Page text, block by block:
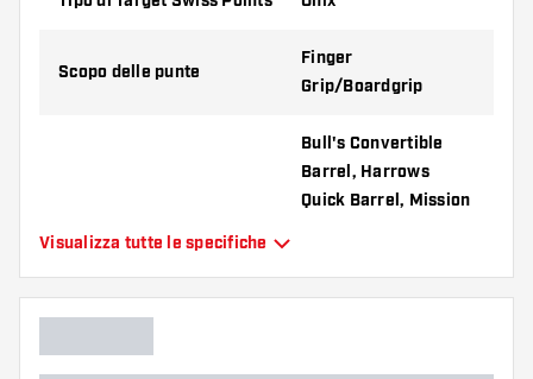
Scopo delle punte
Finger
Grip/Boardgrip
Adatto per
Bull's Convertible
Barrel, Harrows
Quick Barrel, Mission
Visualizza tutte le specifiche